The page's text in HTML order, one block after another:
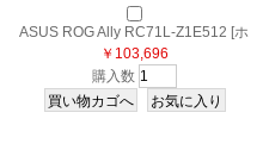
ASUS ROG Ally RC71L-Z1E512 [ホ
ワイト]
￥103,696
購入数